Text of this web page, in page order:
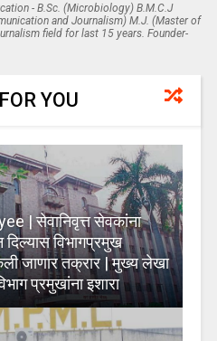
- B.Sc. (Microbiology) B.M.C.J
and Journalism) M.J. (Master of
field for last 15 years. Founder-
YOU
| सेवानिवृत्त सेवकांना
विभागप्रमुख
जाणार तक्रार | मुख्य लेखा
प्रमुखांना इशारा